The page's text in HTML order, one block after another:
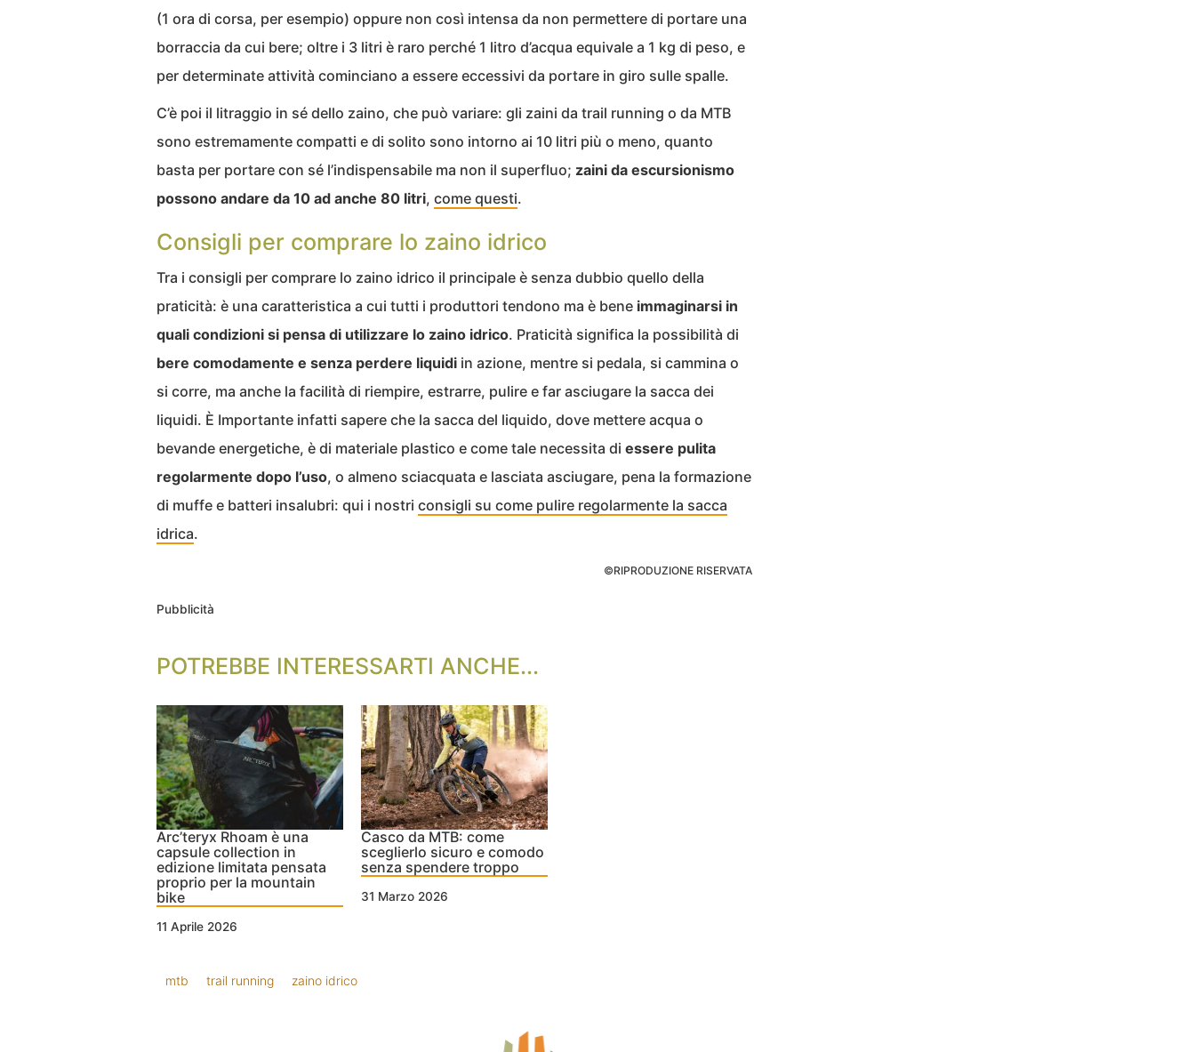
(1 ora di corsa, per esempio) oppure non così intensa da non permettere di portare una
borraccia da cui bere; oltre i 3 litri è raro perché 1 litro d’acqua equivale a 1 kg di peso, e
per determinate attività cominciano a essere eccessivi da portare in giro sulle spalle.
C’è poi il litraggio in sé dello zaino, che può variare: gli zaini da trail running o da MTB
sono estremamente compatti e di solito sono intorno ai 10 litri più o meno, quanto
basta per portare con sé l’indispensabile ma non il superfluo; zaini da escursionismo
possono andare da 10 ad anche 80 litri, come questi.
Consigli per comprare lo zaino idrico
Tra i consigli per comprare lo zaino idrico il principale è senza dubbio quello della
praticità: è una caratteristica a cui tutti i produttori tendono ma è bene immaginarsi in
quali condizioni si pensa di utilizzare lo zaino idrico. Praticità significa la possibilità di
bere comodamente e senza perdere liquidi in azione, mentre si pedala, si cammina o
si corre, ma anche la facilità di riempire, estrarre, pulire e far asciugare la sacca dei
liquidi. È Importante infatti sapere che la sacca del liquido, dove mettere acqua o
bevande energetiche, è di materiale plastico e come tale necessita di essere pulita
regolarmente dopo l’uso, o almeno sciacquata e lasciata asciugare, pena la formazione
di muffe e batteri insalubri: qui i nostri consigli su come pulire regolarmente la sacca
idrica.
©RIPRODUZIONE RISERVATA
Pubblicità
POTREBBE INTERESSARTI ANCHE...
Arc’teryx Rhoam è una
capsule collection in
edizione limitata pensata
proprio per la mountain
bike
11 Aprile 2026
Casco da MTB: come
sceglierlo sicuro e comodo
senza spendere troppo
31 Marzo 2026
mtb trail running zaino idrico